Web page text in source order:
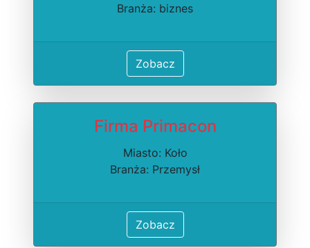
Branża: biznes
Zobacz
Firma Primacon
Miasto: Koło
Branża: Przemysł
Zobacz